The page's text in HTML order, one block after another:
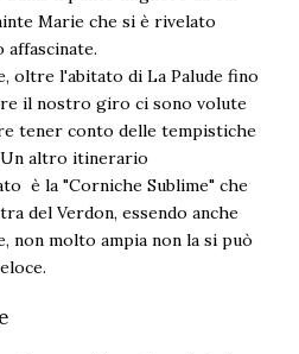
Marie che si è rivelato
affascinate.
oltre l'abitato di La Palude fino
il nostro giro ci sono volute
tener conto delle tempistiche
Un altro itinerario
è la "Corniche Sublime" che
del Verdon, essendo anche
non molto ampia non la si può